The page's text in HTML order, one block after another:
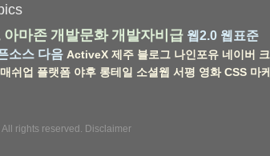
아마존 개발문화 개발자비급 웹2.0 웹표준
소스 다음 ActiveX 제주 블로그 나인포유 네이버 크
매쉬업 플랫폼 야후 롱테일 소셜웹 서평 영화 CSS 마케
All rights reserved. Disclaimer